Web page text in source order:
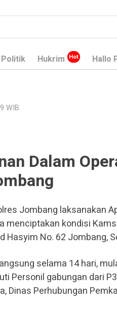
Politik Hukrim Hallo
WIB
Dalam
Jombang laksanakan
menciptakan kondisi
Hasyim No. 62 Jombang,
selama 14 hari,
Personil gabungan dari
Dinas Perhubungan